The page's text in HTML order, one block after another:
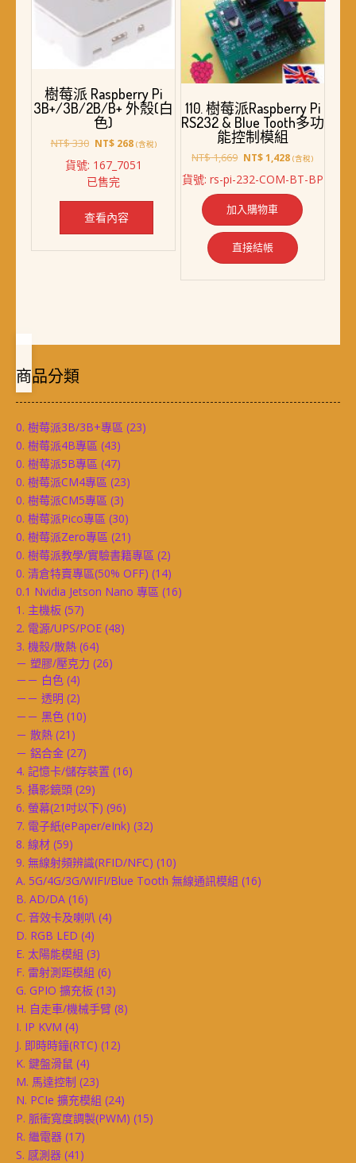
樹莓派 Raspberry Pi
3B+/3B/2B/B+ 外殼(白
色)
NT$330 原
價
格：
NT$ 330。
NT$268目
價
NT$ 268。
(含稅)
貨號: 167_7051
已售完
查看內容
110. 樹莓派Raspberry Pi
RS232 & Blue Tooth多功
能控制模組
NT$1,669 原
價
NT$ 1,669。
NT$1,428目
價
格：
NT$ 1,428。
(含稅)
貨號: rs-pi-232-COM-BT-BP
加入購物車
直接結帳
商品分類
0. 樹莓派3B/3B+專區 (23)
0. 樹莓派4B專區 (43)
0. 樹莓派5B專區 (47)
0. 樹莓派CM4專區 (23)
0. 樹莓派CM5專區 (3)
0. 樹莓派Pico專區 (30)
0. 樹莓派Zero專區 (21)
0. 樹莓派教學/實驗書籍專區 (2)
0. 清倉特賣專區(50% OFF) (14)
0.1 Nvidia Jetson Nano 專區 (16)
1. 主機板 (57)
2. 電源/UPS/POE (48)
3. 機殼/散熱 (64)
－ 塑膠/壓克力 (26)
－－ 白色 (4)
－－ 透明 (2)
－－ 黑色 (10)
－ 散熱 (21)
－ 鋁合金 (27)
4. 記憶卡/儲存裝置 (16)
5. 攝影鏡頭 (29)
6. 螢幕(21吋以下) (96)
7. 電子紙(ePaper/eInk) (32)
8. 線材 (59)
9. 無線射頻辨識(RFID/NFC) (10)
A. 5G/4G/3G/WIFI/Blue Tooth 無線通訊模組 (16)
B. AD/DA (16)
C. 音效卡及喇叭 (4)
D. RGB LED (4)
E. 太陽能模組 (3)
F. 雷射測距模組 (6)
G. GPIO 擴充板 (13)
H. 自走車/機械手臂 (8)
I. IP KVM (4)
J. 即時時鐘(RTC) (12)
K. 鍵盤滑鼠 (4)
M. 馬達控制 (23)
N. PCIe 擴充模組 (24)
P. 脈衝寬度調製(PWM) (15)
R. 繼電器 (17)
S. 感測器 (41)